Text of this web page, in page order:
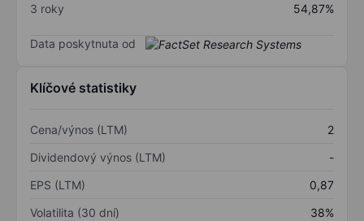
3 roky
54,87%
Data poskytnuta od
Klíčové statistiky
Cena/výnos (LTM)
2
Dividendový výnos (LTM)
-
EPS (LTM)
0,87
Volatilita (30 dní)
38%